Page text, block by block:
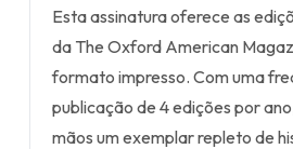
Esta assinatura oferece as
da The Oxford American
formato impresso. Com uma
publicação de 4 edições por
mãos um exemplar repleto de